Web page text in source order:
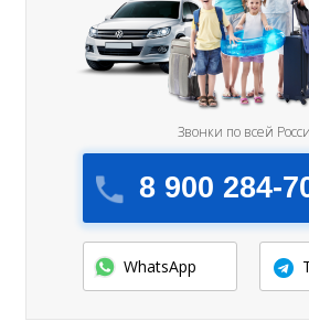
8 900 284-
Звонки по всей
WhatsApp